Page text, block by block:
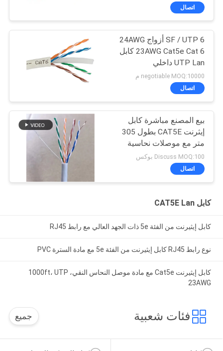
اتصال
SF / UTP 6 أزواج 24AWG
23AWG Cat5e Cat 6 كابل
UTP Lan داخلي
negotiable MOQ:10000 م
اتصال
بيع المصنع مباشرة كابل
إيثرنت CAT5E بطول 305
متر مع موصلات نحاسية
عارية
Discuss MOQ:100 بوكس
اتصال
كابل CAT5E Lan
كابل إيثيرنت من الفئة 5e ذات الجهد العالي مع رابط RJ45
نوع رابط RJ45 كابل إيثيرنت من الفئة 5e مع مادة السترة PVC
كابل إيثيرنت Cat5e مع مادة موصل النحاس النقي، 1000ft، UTP
23AWG
فئات شعبية جميع